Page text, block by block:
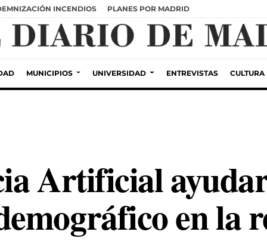
INCENDIOS PLANES POR MADRID
MUNICIPIOS UNIVERSIDAD ENTREVISTAS CULTURA
Artificial
en la